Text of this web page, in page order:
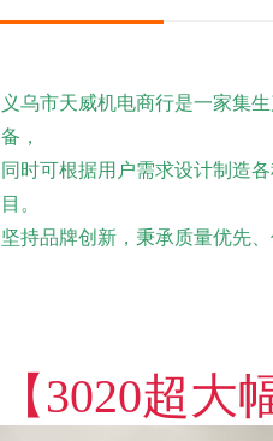
义乌市天威机电商行是一家集
备，
同时可根据用户需求设计制造
目。
坚持品牌创新，秉承质量优先
【3020超